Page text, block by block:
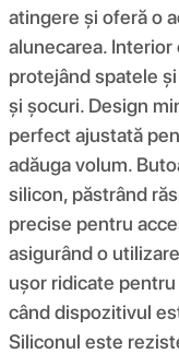
atingere și oferă o
alunecarea.
protejând spatele
și șocuri. Design
perfect ajustată
adăuga volum.
silicon, păstrând
precise pentru
asigurând o
ușor ridicate
când dispozitivul
Siliconul este